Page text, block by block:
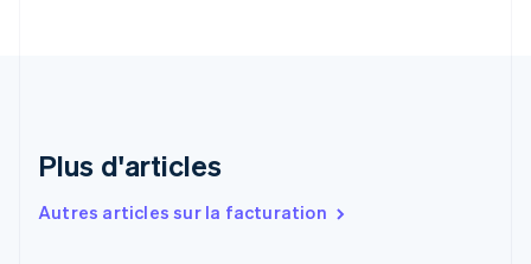
Plus d'articles
Autres articles sur la facturation
English
Espagne